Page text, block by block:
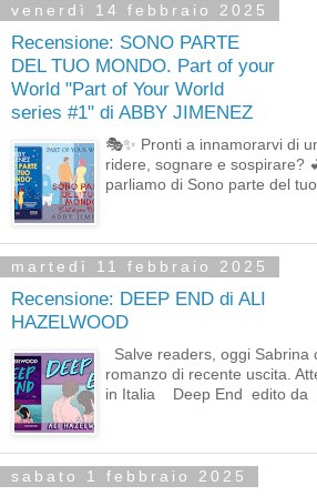
venerdì 14 febbraio 2025
Recensione: SONO PARTE
DEL TUO MONDO. Part of your
World "Part of Your World
series #1" di ABBY JIMENEZ
🎭✨ Pronti a innamorarvi di
ridere, sognare e sospirare?
parliamo di Sono parte del tuo
martedì 11 febbraio 2025
Recensione: DEEP END di ALI
HAZELWOOD
Salve readers, oggi Sabrina
romanzo di recente uscita.
in Italia Deep End edito da
sabato 1 febbraio 2025